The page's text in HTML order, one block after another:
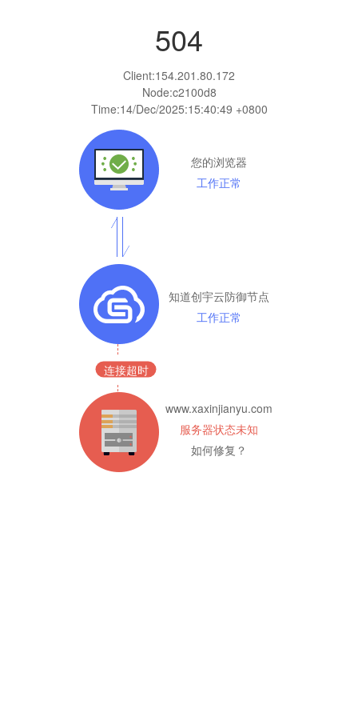
504
Client:154.201.80.172
Node:c2100d8
Time:14/Dec/2025:15:40:49 +0800
您的浏览器
工作正常
知道创宇云防御节点
工作正常
连接超时
www.xaxinjianyu.com
服务器状态未知
如何修复？